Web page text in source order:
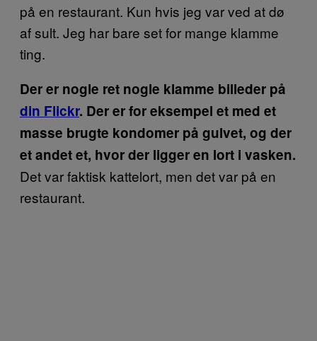
på en restaurant. Kun hvis jeg var ved at dø
af sult. Jeg har bare set for mange klamme
ting.
Der er nogle ret nogle klamme billeder på
din Flickr. Der er for eksempel et med et
masse brugte kondomer på gulvet, og der
et andet et, hvor der ligger en lort i vasken.
Det var faktisk kattelort, men det var på en
restaurant.